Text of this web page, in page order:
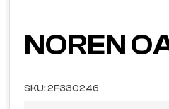
NOREN
SKU: 2F33C246